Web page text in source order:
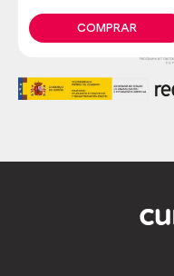
unidades)COMPRAR